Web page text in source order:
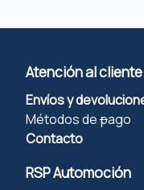
Atención al cliente
Envíos y
Métodos depago
Contacto
RSP Automoción